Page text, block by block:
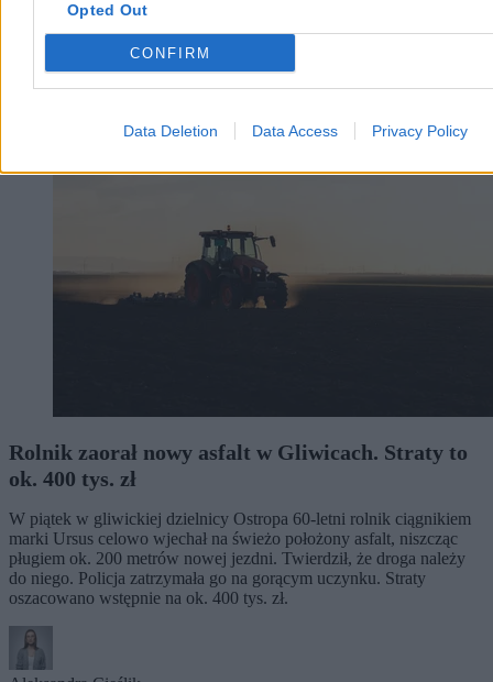
Opted Out
CONFIRM
Data Deletion Data Access Privacy Policy
4 min
Rolnik zaorał nowy asfalt w Gliwicach. Straty to
ok. 400 tys. zł
W piątek w gliwickiej dzielnicy Ostropa 60-letni rolnik ciągnikiem
marki Ursus celowo wjechał na świeżo położony asfalt, niszcząc
pługiem ok. 200 metrów nowej jezdni. Twierdził, że droga należy
do niego. Policja zatrzymała go na gorącym uczynku. Straty
oszacowano wstępnie na ok. 400 tys. zł.